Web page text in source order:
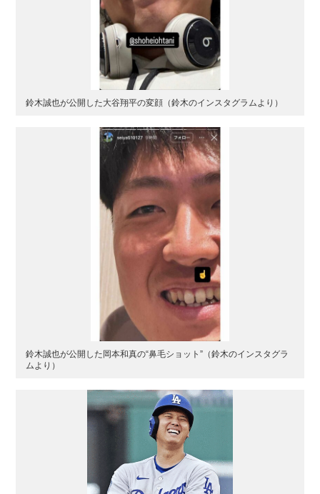
鈴木誠也が公開した大谷翔平の変顔（鈴木のインスタグラムより）
鈴木誠也が公開した岡本和真の“鼻毛ショット”（鈴木のインスタグラ
ムより）